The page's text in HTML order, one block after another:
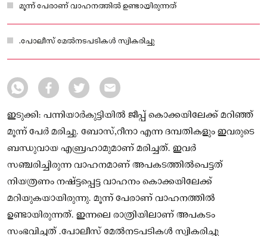
മൂന്ന് പേരാണ് വാഹനത്തിൽ ഉണ്ടായിരുന്നത്
.പോലീസ് മേൽനടപടികൾ സ്വികരിച്ചു
ഇടുക്കി: പന്നിയാർകുട്ടിയിൽ ജീപ്പ് കൊക്കയിലേക്ക് മറിഞ്ഞ്
മൂന്ന് പേർ മരിച്ചു. ബോസ്,റീനാ എന്ന ദമ്പതികളും ഇവരുടെ
ബന്ധുവായ എബ്രഹാമുമാണ് മരിച്ചത്. ഇവർ
സഞ്ചരിച്ചിരുന്ന വാഹനമാണ് അപകടത്തിൽപെട്ടത്‌
നിയത്രണം നഷ്ട്ടപ്പെട്ട വാഹനം കൊക്കയിലേക്ക്
മറിയുകയായിരുന്നു. മൂന്ന് പേരാണ് വാഹനത്തിൽ
ഉണ്ടായിരുന്നത്. ഇന്നലെ രാത്രിയിലാണ് അപകടം
സംഭവിച്ചത് .പോലീസ് മേൽനടപടികൾ സ്വികരിച്ചു